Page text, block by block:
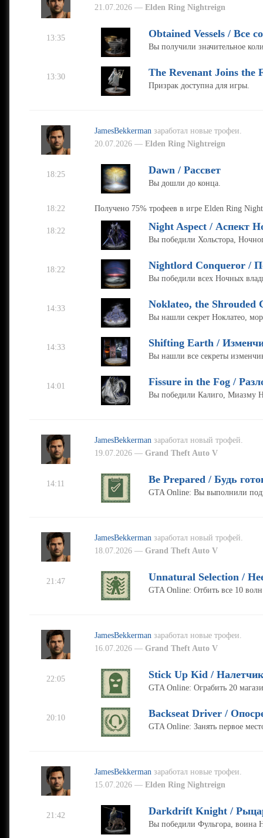
21.07.2026 —Elden Ring Nightreign
13:35 Obtained Vessels / Все
Вы получили значительное
13:30 The Revenant Joins the
Призрак доступна для игры.
JamesBekkerman заработал новые трофеи.
20.07.2026 —Elden Ring Nightreign
18:25 Dawn / Рассвет
Вы дошли до конца.
18:22 Получено 75% трофеев в игре Elden Ring
18:22 Night Aspect / Аспект
Вы победили Хольстора,
18:22 Nightlord Conqueror /
Вы победили всех Ночных
14:33 Noklateo, the Shrouded
Вы нашли секрет Ноклатео,
14:33 Shifting Earth /
Вы нашли все секреты
14:01 Fissure in the Fog /
Вы победили Калиго, Миазму
JamesBekkerman заработал новый трофей.
19.07.2026 —Grand Theft Auto V
14:11 Be Prepared / Будь
GTA Online: Вы выполнили
JamesBekkerman заработал новый трофей.
18.07.2026 —Grand Theft Auto V
21:47 Unnatural Selection /
GTA Online: Отбить все 10
JamesBekkerman заработал новые трофеи.
16.07.2026 —Grand Theft Auto V
22:05 Stick Up Kid / Налетчик
GTA Online: Ограбить 20
20:10 Backseat Driver /
GTA Online: Занять первое
JamesBekkerman заработал новые трофеи.
15.07.2026 —Elden Ring Nightreign
21:42 Darkdrift Knight /
Вы победили Фульгора, воина